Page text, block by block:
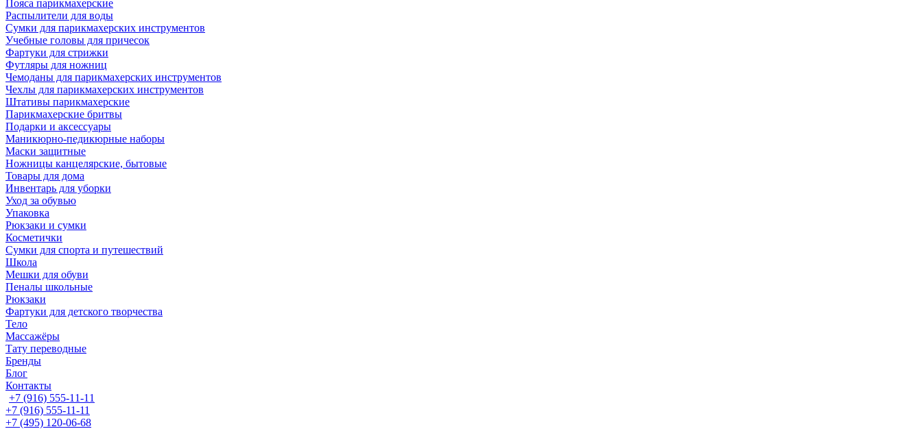
Пояса парикмахерские
Распылители для воды
Сумки для парикмахерских инструментов
Учебные головы для причесок
Фартуки для стрижки
Футляры для ножниц
Чемоданы для парикмахерских инструментов
Чехлы для парикмахерских инструментов
Штативы парикмахерские
Парикмахерские бритвы
Подарки и аксессуары
Маникюрно-педикюрные наборы
Маски защитные
Ножницы канцелярские, бытовые
Товары для дома
Инвентарь для уборки
Уход за обувью
Упаковка
Рюкзаки и сумки
Косметички
Сумки для спорта и путешествий
Школа
Мешки для обуви
Пеналы школьные
Рюкзаки
Фартуки для детского творчества
Тело
Массажёры
Тату переводные
Бренды
Блог
Контакты
+7 (916) 555-11-11
+7 (916) 555-11-11
+7 (495) 120-06-68